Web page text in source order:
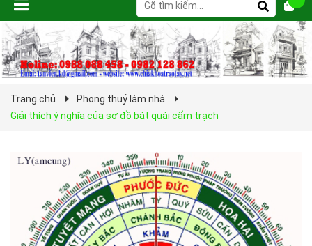
Trang chủ
Phong thuỷ làm nhà
Giải thích ý nghĩa của sơ đồ bát quái cẩm trạch